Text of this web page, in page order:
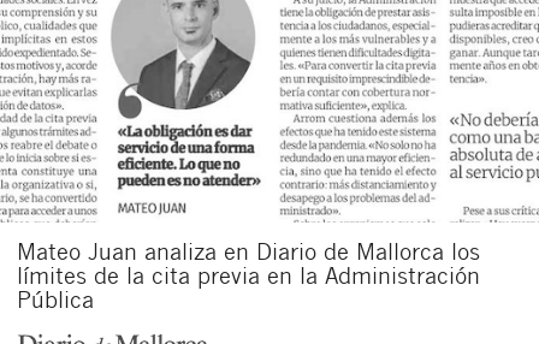
Mateo Juan analiza en Diario de Mallorca los
límites de la cita previa en la Administración
Pública